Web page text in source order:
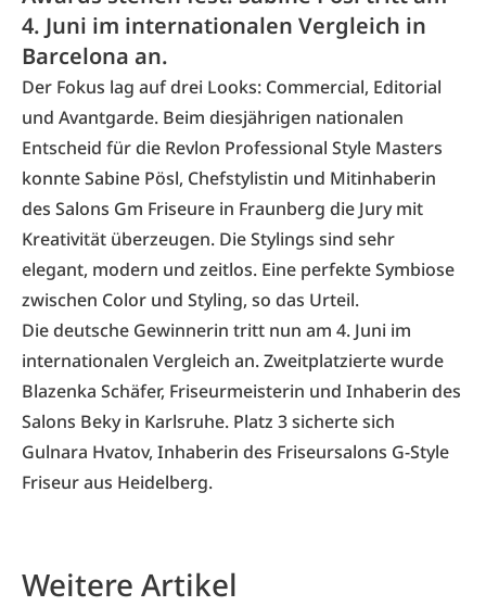
4. Juni im internationalen Vergleich in
Barcelona an.
Der Fokus lag auf drei Looks: Commercial, Editorial
und Avantgarde. Beim diesjährigen nationalen
Entscheid für die Revlon Professional Style Masters
konnte Sabine Pösl, Chefstylistin und Mitinhaberin
des Salons Gm Friseure in Fraunberg die Jury mit
Kreativität überzeugen. Die Stylings sind sehr
elegant, modern und zeitlos. Eine perfekte Symbiose
zwischen Color und Styling, so das Urteil.
Die deutsche Gewinnerin tritt nun am 4. Juni im
internationalen Vergleich an. Zweitplatzierte wurde
Blazenka Schäfer, Friseurmeisterin und Inhaberin des
Salons Bekyin Karlsruhe. Platz 3 sicherte sich
Gulnara Hvatov, Inhaberin des Friseursalons G-Style
Friseur aus Heidelberg.
Weitere Artikel